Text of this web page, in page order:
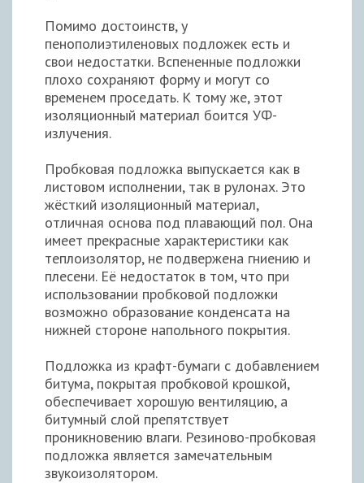
Помимо достоинств, у
пенополиэтиленовых подложек есть и
свои недостатки. Вспененные подложки
плохо сохраняют форму и могут со
временем проседать. К тому же, этот
изоляционный материал боится УФ-
излучения.
Пробковая подложка выпускается как в
листовом исполнении, так в рулонах. Это
жёсткий изоляционный материал,
отличная основа под плавающий пол. Она
имеет прекрасные характеристики как
теплоизолятор, не подвержена гниению и
плесени. Её недостаток в том, что при
использовании пробковой подложки
возможно образование конденсата на
нижней стороне напольного покрытия.
Подложка из крафт-бумаги с добавлением
битума, покрытая пробковой крошкой,
обеспечивает хорошую вентиляцию, а
битумный слой препятствует
проникновению влаги. Резиново-пробковая
подложка является замечательным
звукоизолятором.